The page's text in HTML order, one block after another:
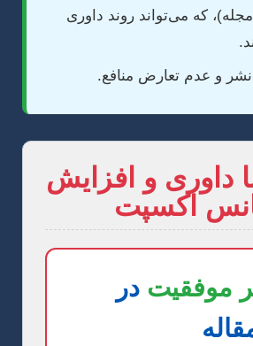
که می‌تواند روند داوری
نشر و عدم تعارض منافع.
داوری و افزایش
اکسپت
موفقیت در